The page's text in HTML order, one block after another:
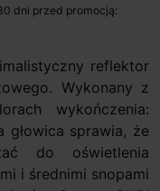
dni przed promocją:
reflektor
Wykonany z
wykończenia:
głowica sprawia, że
do oświetlenia
i średnimi snopami